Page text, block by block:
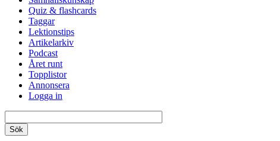
Quiz & flashcards
Taggar
Lektionstips
Artikelarkiv
Podcast
Året runt
Topplistor
Annonsera
Logga in